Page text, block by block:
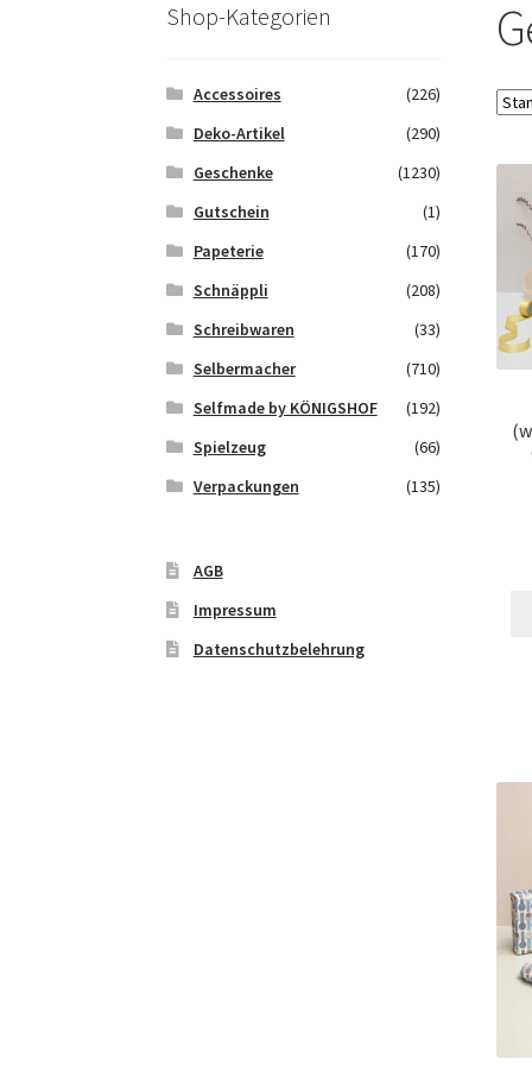
Shop-Kategorien
Accessoires
(226)
Deko-Artikel
(290)
Geschenke
(1230)
Gutschein
(1)
Papeterie
(170)
Schnäppli
(208)
Schreibwaren
(33)
Selbermacher
(710)
Selfmade by KÖNIGSHOF
(192)
Spielzeug
(66)
Verpackungen
(135)
AGB
Impressum
Datenschutzbelehrung